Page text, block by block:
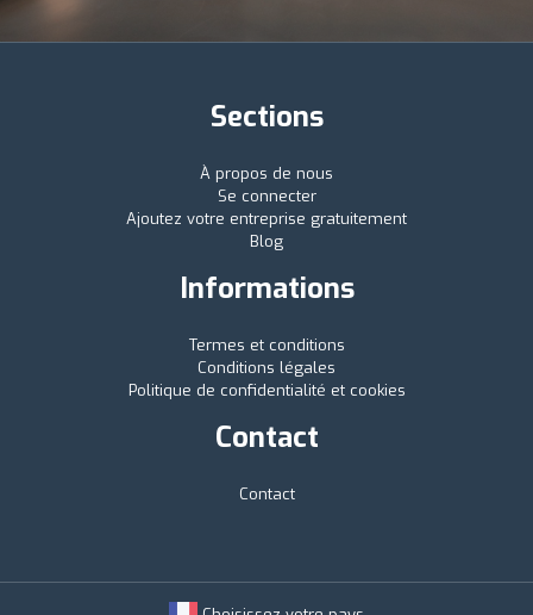
Sections
À propos de nous
Se connecter
Ajoutez votre entreprise gratuitement
Blog
Informations
Termes et conditions
Conditions légales
Politique de confidentialité et cookies
Contact
Contact